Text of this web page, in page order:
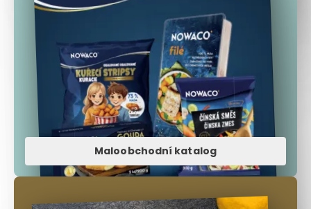
Maloobchodní katalog